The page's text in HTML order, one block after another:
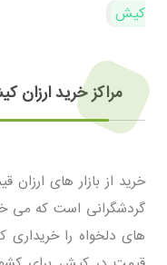
کیش
مراکز خرید ارزان
خرید از بازار های
گردشگرانی است که می
های دلخواه را خریداری